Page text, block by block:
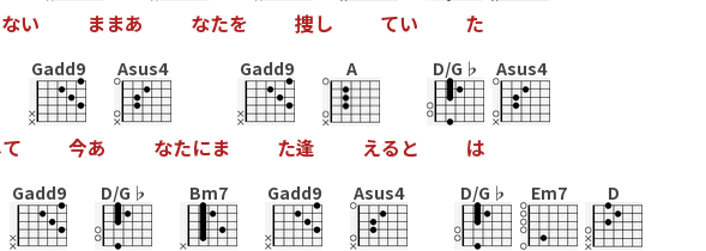
ない ままあ なたを 捜し てい た
て
Gadd9
今あ
Asus4
なたにま
Gadd9
た逢
A
える と
D/G♭
は
Asus4
Gadd9 D/G♭ Bm7 Gadd9 Asus4 D/G♭ Em7 D